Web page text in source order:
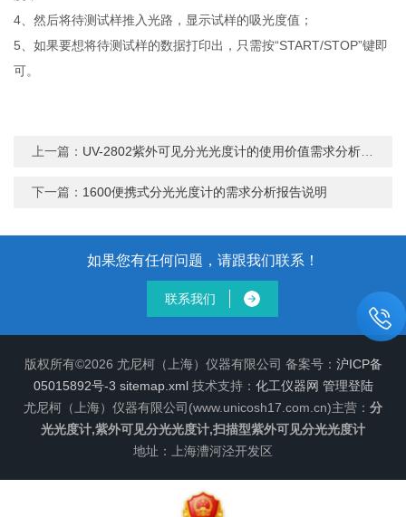
4、然后将待测试样推入光路，显示试样的吸光度值；
5、如果要想将待测试样的数据打印出，只需按“START/STOP”键即
可。
上一篇： UV-2802紫外可见分光光度计的使用价值需求分析概述
下一篇： 1600便携式分光光度计的需求分析报告说明
如果您有任何问题，请跟我们联系！
联系我们
版权所有©2026 尤尼柯（上海）仪器有限公司 备案号： 沪ICP备
05015892号-3 sitemap.xml技术支持： 化工仪器网 管理登陆
尤尼柯（上海）仪器有限公司(www.unicosh17.com.cn)主营： 分
光光度计,紫外可见分光光度计,扫描型紫外可见分光光度计
地址：上海漕河泾开发区